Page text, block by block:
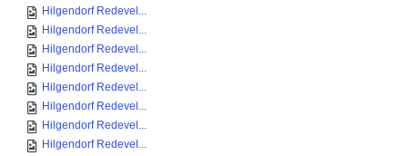
Hilgendorf Redevel...
Hilgendorf Redevel...
Hilgendorf Redevel...
Hilgendorf Redevel...
Hilgendorf Redevel...
Hilgendorf Redevel...
Hilgendorf Redevel...
Hilgendorf Redevel...